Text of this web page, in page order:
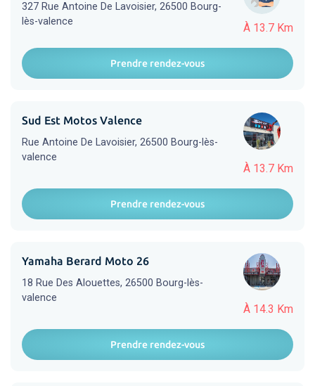
À 13.7 Km
327 Rue Antoine De Lavoisier, 26500 Bourg-
lès-valence
Prendre rendez-vous
À 13.7 Km
Sud Est Motos Valence
Rue Antoine De Lavoisier, 26500 Bourg-lès-
valence
Prendre rendez-vous
À 14.3 Km
Yamaha Berard Moto 26
18 Rue Des Alouettes, 26500 Bourg-lès-
valence
Prendre rendez-vous